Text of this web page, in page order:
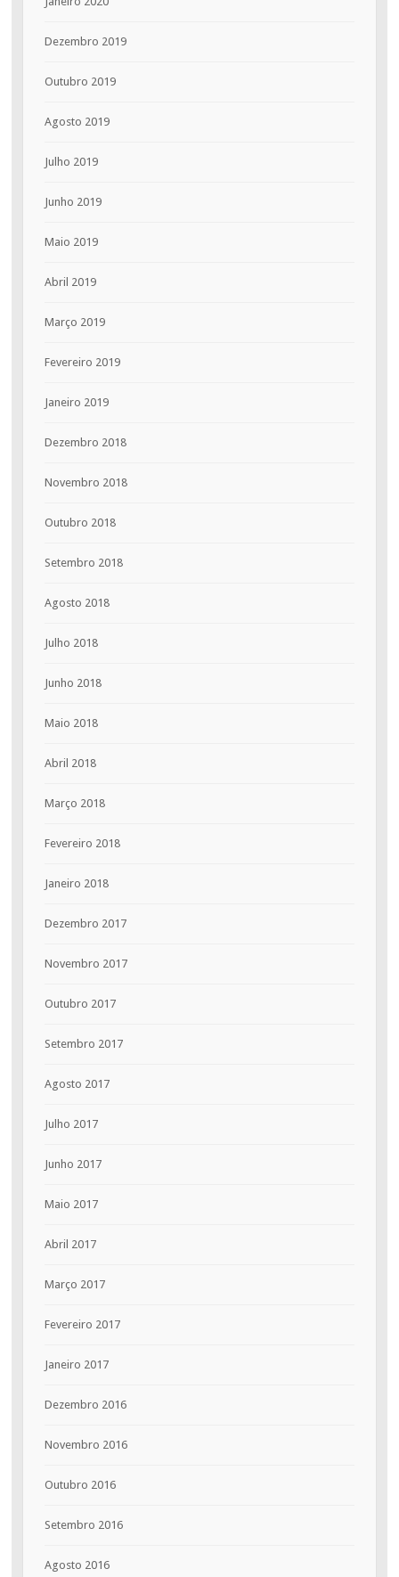
Dezembro 2019
Outubro 2019
Agosto 2019
Julho 2019
Junho 2019
Maio 2019
Abril 2019
Março 2019
Fevereiro 2019
Janeiro 2019
Dezembro 2018
Novembro 2018
Outubro 2018
Setembro 2018
Agosto 2018
Julho 2018
Junho 2018
Maio 2018
Abril 2018
Março 2018
Fevereiro 2018
Janeiro 2018
Dezembro 2017
Novembro 2017
Outubro 2017
Setembro 2017
Agosto 2017
Julho 2017
Junho 2017
Maio 2017
Abril 2017
Março 2017
Fevereiro 2017
Janeiro 2017
Dezembro 2016
Novembro 2016
Outubro 2016
Setembro 2016
Agosto 2016